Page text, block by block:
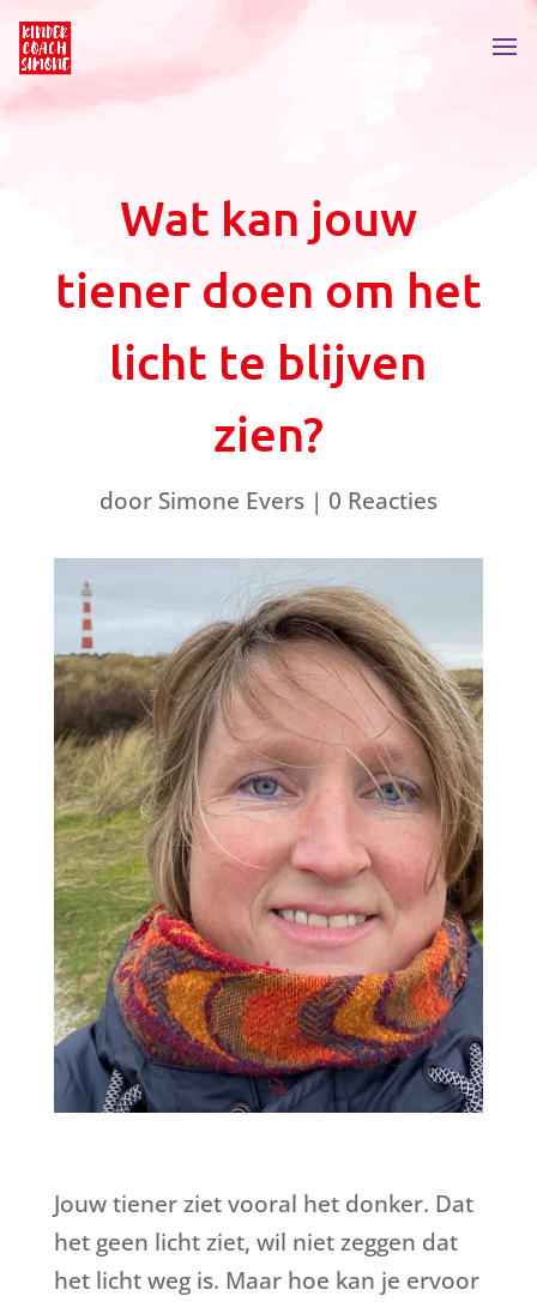
Wat kan jouw
tiener doen om het
licht te blijven
zien?
door Simone Evers| 0 Reacties
Jouw tiener ziet vooral het donker. Dat
het geen licht ziet, wil niet zeggen dat
het licht weg is. Maar hoe kan je ervoor